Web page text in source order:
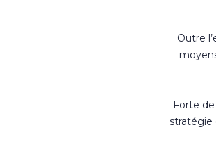
Outre
Forte
stratégie